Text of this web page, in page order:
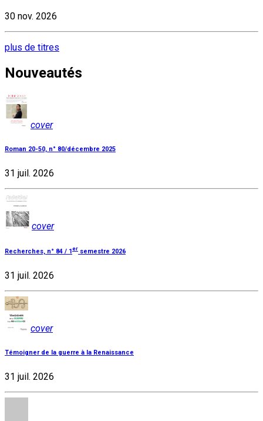
30 nov. 2026
plus de titres
Nouveautés
cover
Roman 20-50, n° 80/décembre 2025
31 juil. 2026
cover
Recherches, n° 84 / 1 er semestre 2026
31 juil. 2026
cover
Témoigner de la guerre à la Renaissance
31 juil. 2026